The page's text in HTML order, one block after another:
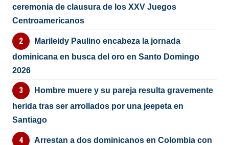
ceremonia de clausura de los XXV Juegos
Centroamericanos
Marileidy Paulino encabeza la jornada
dominicana en busca del oro en Santo Domingo
2026
Hombre muere y su pareja resulta gravemente
herida tras ser arrollados por una jeepeta en
Santiago
Arrestan a dos dominicanos en Colombia con